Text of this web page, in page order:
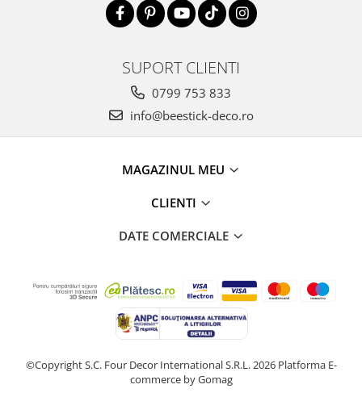
SUPORT CLIENTI
0799 753 833
info@beestick-deco.ro
MAGAZINUL MEU
CLIENTI
DATE COMERCIALE
©Copyright S.C. Four Decor International S.R.L. 2026 Platforma E-
commerce by Gomag